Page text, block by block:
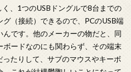
、1つのUSBドングルで8台までの
（接続）できるので、PCのUSB端
です。他のメーカーの物だと、同
ボードなのにも関わらず、その端末
たりして、サブのマウスやキーボ